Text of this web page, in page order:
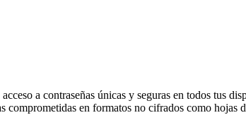
a contraseñas únicas y seguras en todos tus
en formatos no cifrados como hojas